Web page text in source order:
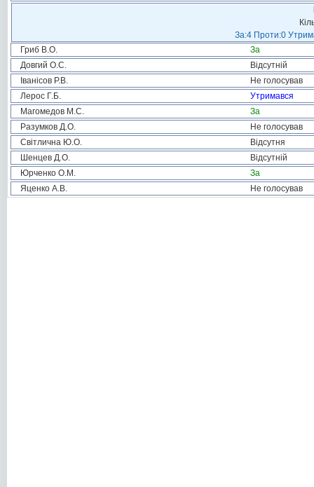
За:4 Проти:0
Гриб В.О.
За
Довгий О.С.
Відсутній
Іванісов Р.В.
Не голосував
Лерос Г.Б.
Утримався
Магомедов М.С.
За
Разумков Д.О.
Не голосував
Світлична Ю.О.
Відсутня
Шенцев Д.О.
Відсутній
Юрченко О.М.
За
Яценко А.В.
Не голосував